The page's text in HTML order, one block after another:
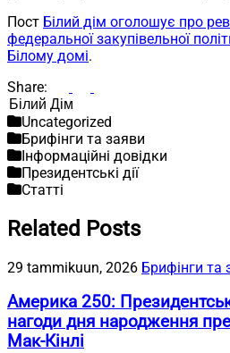
Пост Білий дім оголошує про
федеральної закупівельної
Білому домі.
Share:
Пошук
Uncategorized
Брифінги та заяви
Інформаційні довідки
Президентські дії
Статті
Related Posts
29 tammikuun, 2026 Брифінги та
Америка 250:
нагоди дня народження
Мак-Кінлі